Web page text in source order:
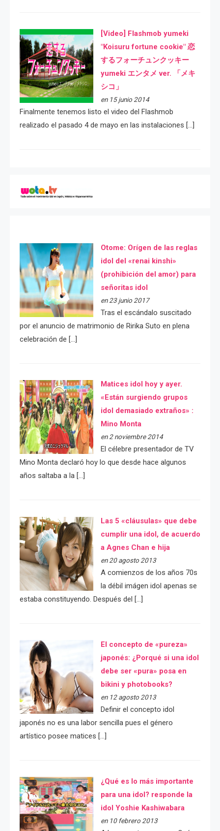
[Video] Flashmob yumeki
"Koisuru fortune cookie" 恋
するフォーチュンクッキー
yumeki エンタメ ver. 「メキ
シコ」
en 15 junio 2014
Finalmente tenemos listo el video del Flashmob
realizado el pasado 4 de mayo en las instalaciones […]
Otome: Orígen de las reglas
idol del «renai kinshi»
(prohibición del amor) para
señoritas idol
en 23 junio 2017
Tras el escándalo suscitado
por el anuncio de matrimonio de Ririka Suto en plena
celebración de […]
Matices idol hoy y ayer.
«Están surgiendo grupos
idol demasiado extraños» :
Mino Monta
en 2 noviembre 2014
El célebre presentador de TV
Mino Monta declaró hoy lo que desde hace algunos
años saltaba a la […]
Las 5 «cláusulas» que debe
cumplir una idol, de acuerdo
a Agnes Chan e hija
en 20 agosto 2013
A comienzos de los años 70s
la débil imágen idol apenas se
estaba constituyendo. Después del […]
El concepto de «pureza»
japonés: ¿Porqué si una idol
debe ser «pura» posa en
bikini y photobooks?
en 12 agosto 2013
Definir el concepto idol
japonés no es una labor sencilla pues el género
artístico posee matices […]
¿Qué es lo más importante
para una idol? responde la
idol Yoshie Kashiwabara
en 10 febrero 2013